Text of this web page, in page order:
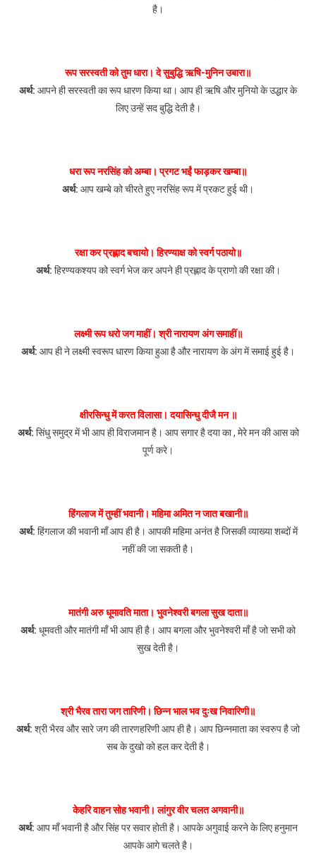
है।
रूप सरस्वती को तुम धारा। दे सुबुद्धि ऋषि-मुनिन उबारा॥
अर्थ: आपने ही सरस्वती का रूप धारण किया था। आप ही ऋषि और मुनियो के उद्धार के
लिए उन्हें सद बुद्धि देती है।
धरा रूप नरसिंह को अम्बा। प्रगट भईं फाड़कर खम्बा॥
अर्थ: आप खम्बे को चीरते हुए नरसिंह रूप में प्रकट हुई थी।
रक्षा कर प्रह्लाद बचायो। हिरण्याक्ष को स्वर्ग पठायो॥
अर्थ: हिरण्यकश्यप को स्वर्ग भेज कर अपने ही प्रह्लाद के प्राणो की रक्षा की।
लक्ष्मी रूप धरो जग माहीं। श्री नारायण अंग समाहीं॥
अर्थ: आप ही ने लक्ष्मी स्वरूप धारण किया हुआ है और नारायण के अंग में समाई हुई है।
क्षीरसिन्धु में करत विलासा। दयासिन्धु दीजै मन ॥
अर्थ: सिंधु समुद्र में भी आप ही विराजमान है। आप सगार है दया का , मेरे मन की आस को
पूर्ण करे।
हिंगलाज में तुम्हीं भवानी। महिमा अमित न जात बखानी॥
अर्थ: हिंगलाज की भवानी माँ आप ही है। आपकी महिमा अनंत है जिसकी व्याख्या शब्दों में
नहीं की जा सकती है।
मातंगी अरु धूमावति माता। भुवनेश्वरी बगला सुख दाता॥
अर्थ: धूमवती और मातंगी माँ भी आप ही है। आप बगला और भुवनेश्वरी माँ है जो सभी को
सुख देती है।
श्री भैरव तारा जग तारिणी। छिन्न भाल भव दुःख निवारिणी॥
अर्थ: श्री भैरव और सारे जग की तारणहरिणी आप ही है। आप छिन्नमाता का स्वरुप है जो
सब के दुखो को हल कर देती है।
केहरि वाहन सोह भवानी। लांगुर वीर चलत अगवानी॥
अर्थ: आप माँ भवानी है और सिंह पर सवार होती है। आपके अगुवाई करने के लिए हनुमान
आपके आगे चलते है।